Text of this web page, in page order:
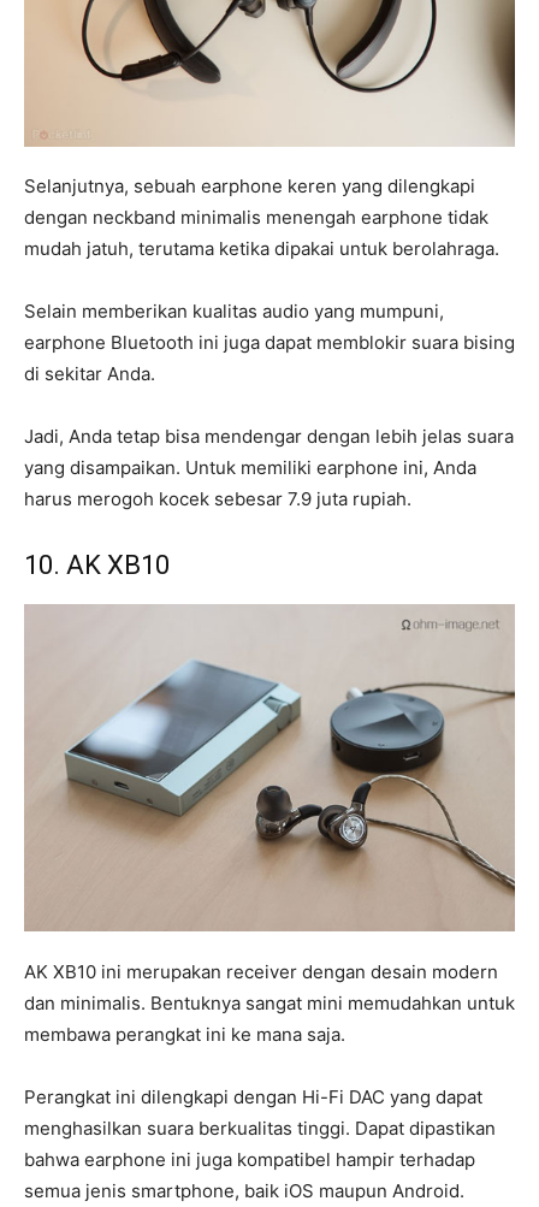
Selanjutnya, sebuah earphone keren yang dilengkapi
dengan neckband minimalis menengah earphone tidak
mudah jatuh, terutama ketika dipakai untuk berolahraga.
Selain memberikan kualitas audio yang mumpuni,
earphone Bluetooth ini juga dapat memblokir suara bising
di sekitar Anda.
Jadi, Anda tetap bisa mendengar dengan lebih jelas suara
yang disampaikan. Untuk memiliki earphone ini, Anda
harus merogoh kocek sebesar 7.9 juta rupiah.
10. AK XB10
AK XB10 ini merupakan receiver dengan desain modern
dan minimalis. Bentuknya sangat mini memudahkan untuk
membawa perangkat ini ke mana saja.
Perangkat ini dilengkapi dengan Hi-Fi DAC yang dapat
menghasilkan suara berkualitas tinggi. Dapat dipastikan
bahwa earphone ini juga kompatibel hampir terhadap
semua jenis smartphone, baik iOS maupun Android.